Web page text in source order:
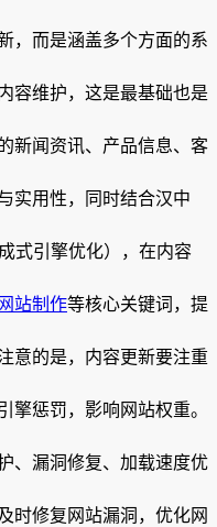
，而是涵盖多个方面的系
容维护，这是最基础也是
新闻资讯、产品信息、客
实用性，同时结合汉中
成式引擎优化），在内容
站制作等核心关键词，提
意的是，内容更新要注重
擎惩罚，影响网站权重。
、漏洞修复、加载速度优
时修复网站漏洞，优化网